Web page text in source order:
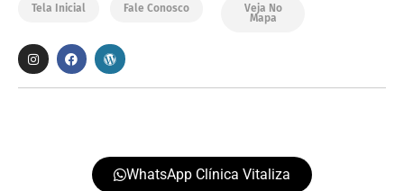
Tela Inicial Fale Conosco Veja No
Mapa
n
s
t
a
a
c
e
b
o
r
d
p
WhatsApp Clínica Vitaliza